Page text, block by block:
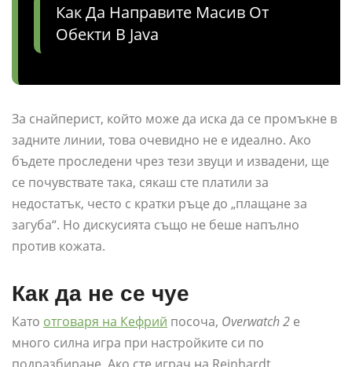
Как Да Направите Масив От
Обекти В Java
За снайперист, който може да иска да се промъкне в
задните линии, това очевидно не е идеално. Ако
бъдете проследени чрез тези звуци и извадени, ще
се почувствате така, сякаш сте платили за
недостатък, често с кратки ръце до „плащане за
загуба“. Но дискусията също не беше напълно
против кожата.
Как да не се чуе
Като отговаря на Кефрий посоча, Overwatch 2 е
много силна игра при настройките си по